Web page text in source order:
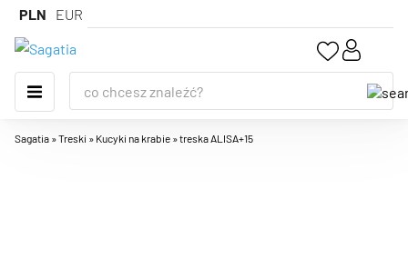
PLN EUR
Sagatia »Treski » Kucyki na krabie »treska ALISA+15